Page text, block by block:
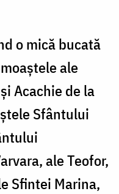
o mică bucată
ale
Acachie de la
Sfântului
ale Teofor,
Sfintei Marina,